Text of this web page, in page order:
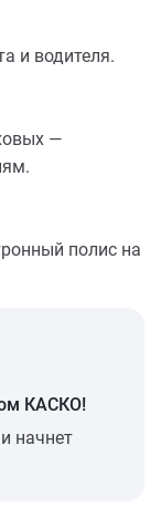
и водителя.
—
полис на
КАСКО!
начнет